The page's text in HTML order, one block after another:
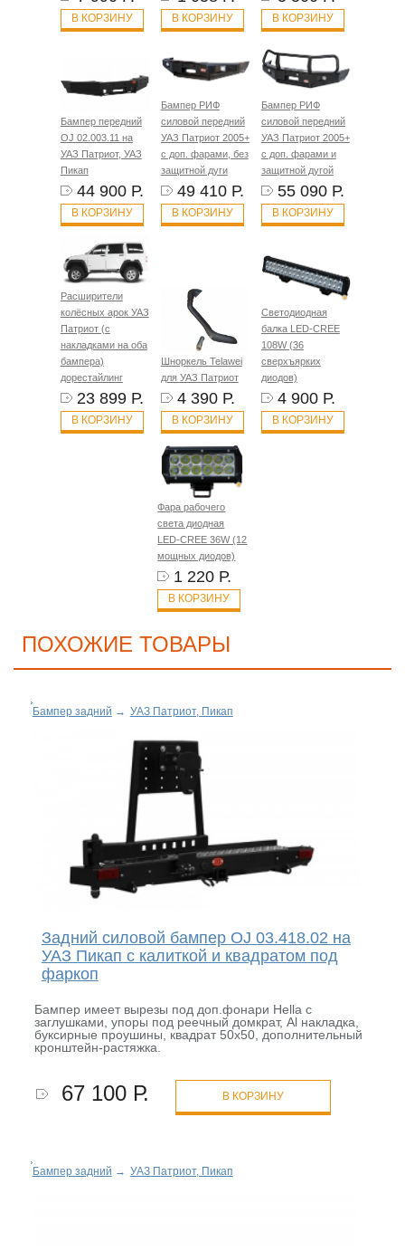
В КОРЗИНУ В КОРЗИНУ В КОРЗИНУ
Бампер передний
OJ 02.003.11 на
УАЗ Патриот, УАЗ
Пикап
44 900 Р.
В КОРЗИНУ
Бампер РИФ
силовой передний
УАЗ Патриот 2005+
с доп. фарами, без
защитной дуги
49 410 Р.
В КОРЗИНУ
Бампер РИФ
силовой передний
УАЗ Патриот 2005+
с доп. фарами и
защитной дугой
55 090 Р.
В КОРЗИНУ
Расширители
колёсных арок УАЗ
Патриот (с
накладками на оба
бампера)
дорестайлинг
23 899 Р.
В КОРЗИНУ
Шноркель Telawei
для УАЗ Патриот
4 390 Р.
В КОРЗИНУ
Светодиодная
балка LED-CREE
108W (36
сверхъярких
диодов)
4 900 Р.
В КОРЗИНУ
Фара рабочего
света диодная
LED-CREE 36W (12
мощных диодов)
1 220 Р.
В КОРЗИНУ
ПОХОЖИЕ ТОВАРЫ
Бампер задний → УАЗ Патриот, Пикап
Задний силовой бампер OJ 03.418.02 на
УАЗ Пикап с калиткой и квадратом под
фаркоп
Бампер имеет вырезы под доп.фонари Hella с
заглушками, упоры под реечный домкрат, Al накладка,
буксирные проушины, квадрат 50х50, дополнительный
кронштейн-растяжка.
67 100 Р. В КОРЗИНУ
Бампер задний → УАЗ Патриот, Пикап